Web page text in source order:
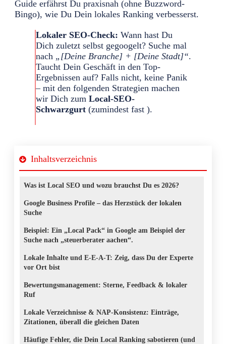
Guide erfährst Du praxisnah (ohne Buzzword-
Bingo), wie Du Dein lokales Ranking verbesserst.
Lokaler SEO-Check: Wann hast Du
Dich zuletzt selbst gegoogelt? Suche mal
nach „[Deine Branche] + [Deine Stadt]“.
Taucht Dein Geschäft in den Top-
Ergebnissen auf? Falls nicht, keine Panik
– mit den folgenden Strategien machen
wir Dich zum Local-SEO-
Schwarzgurt (zumindest fast ).
Inhaltsverzeichnis
Was ist Local SEO und wozu brauchst Du es 2026?
Google Business Profile – das Herzstück der lokalen
Suche
Beispiel: Ein „Local Pack“ in Google am Beispiel der
Suche nach „steuerberater aachen“.
Lokale Inhalte und E-E-A-T: Zeig, dass Du der Experte
vor Ort bist
Bewertungsmanagement: Sterne, Feedback & lokaler
Ruf
Lokale Verzeichnisse & NAP-Konsistenz: Einträge,
Zitationen, überall die gleichen Daten
Häufige Fehler, die Dein Local Ranking sabotieren (und